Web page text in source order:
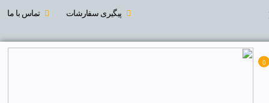
پیگیری سفارشات تماس با ما
0